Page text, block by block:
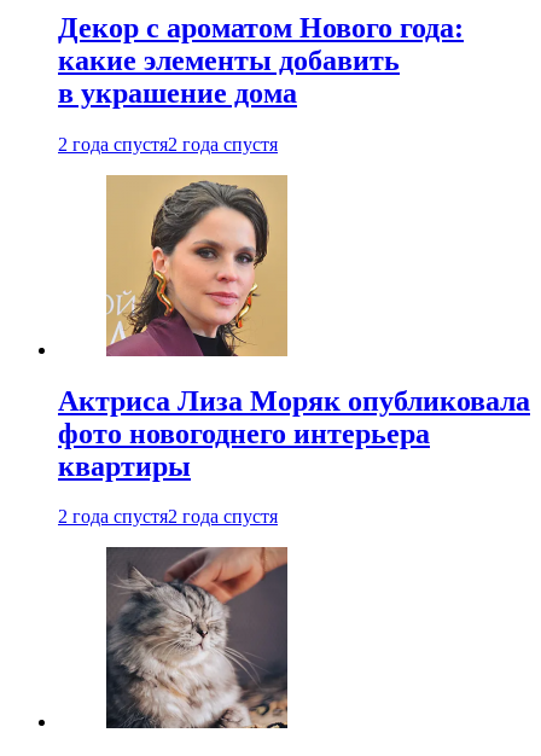
Декор с ароматом Нового года:
какие элементы добавить
в украшение дома
2 года спустя2 года спустя
Актриса Лиза Моряк опубликовала
фото новогоднего интерьера
квартиры
2 года спустя2 года спустя